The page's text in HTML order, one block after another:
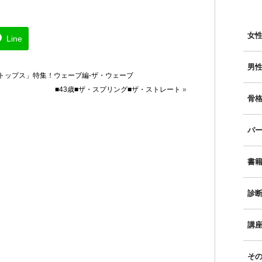
Line
ップス」特集！ウェーブ編-ザ・ウェーブ
■43歳■ザ・スプリング■ザ・ストレート »
女
男
骨
パ
書
診
講
そ